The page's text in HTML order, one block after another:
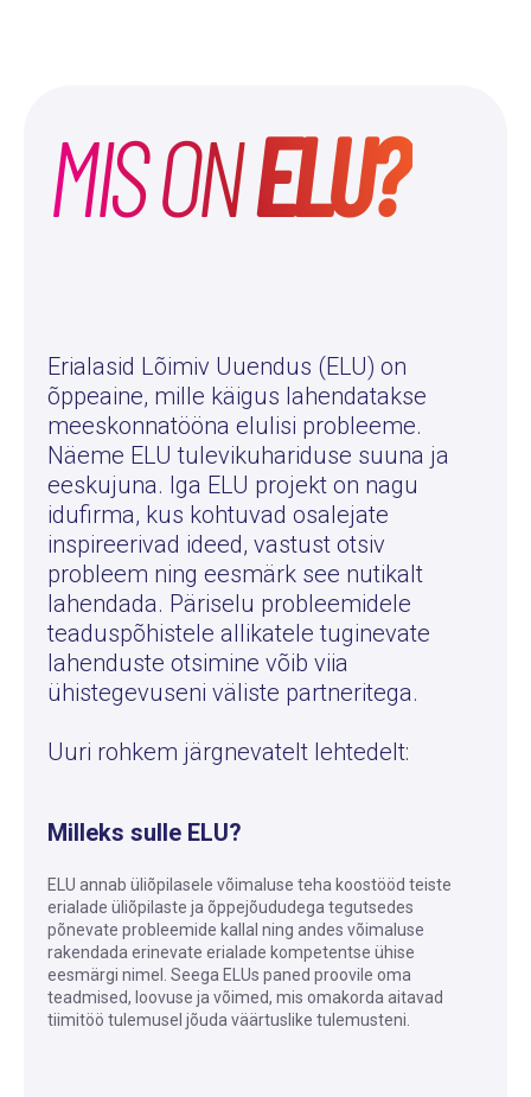
MIS ONELU?
Erialasid Lõimiv Uuendus (ELU) on
õppeaine, mille käigus lahendatakse
meeskonnatööna elulisi probleeme.
Näeme ELU tulevikuhariduse suuna ja
eeskujuna. Iga ELU projekt on nagu
idufirma, kus kohtuvad osalejate
inspireerivad ideed, vastust otsiv
probleem ning eesmärk see nutikalt
lahendada. Päriselu probleemidele
teaduspõhistele allikatele tuginevate
lahenduste otsimine võib viia
ühistegevuseni väliste partneritega.
Uuri rohkem järgnevatelt lehtedelt:
Milleks sulle ELU?
ELU annab üliõpilasele võimaluse teha koostööd teiste
erialade üliõpilaste ja õppejõududega tegutsedes
põnevate probleemide kallal ning andes võimaluse
rakendada erinevate erialade kompetentse ühise
eesmärgi nimel. Seega ELUs paned proovile oma
teadmised, loovuse ja võimed, mis omakorda aitavad
tiimitöö tulemusel jõuda väärtuslike tulemusteni.